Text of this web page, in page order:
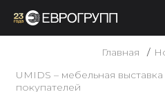
Главная
UMIDS – мебельная
покупателей